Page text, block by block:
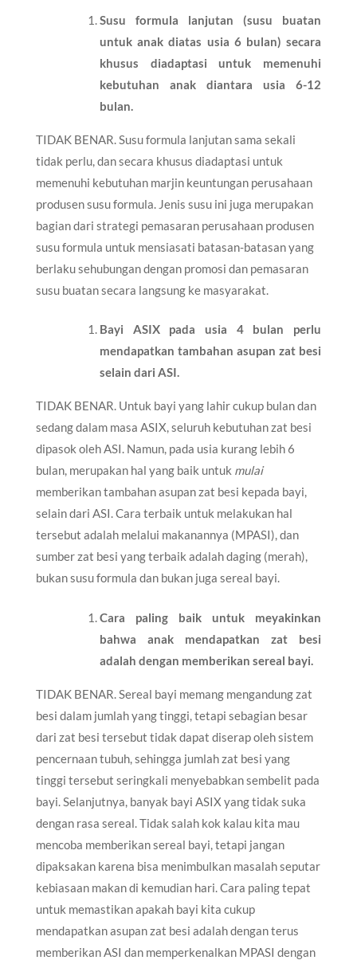
Susu formula lanjutan (susu buatan
untuk anak diatas usia 6 bulan) secara
khusus diadaptasi untuk memenuhi
kebutuhan anak diantara usia 6-12
bulan.
TIDAK BENAR. Susu formula lanjutan sama sekali
tidak perlu, dan secara khusus diadaptasi untuk
memenuhi kebutuhan marjin keuntungan perusahaan
produsen susu formula. Jenis susu ini juga merupakan
bagian dari strategi pemasaran perusahaan produsen
susu formula untuk mensiasati batasan-batasan yang
berlaku sehubungan dengan promosi dan pemasaran
susu buatan secara langsung ke masyarakat.
Bayi ASIX pada usia 4 bulan perlu
mendapatkan tambahan asupan zat besi
selain dari ASI.
TIDAK BENAR. Untuk bayi yang lahir cukup bulan dan
sedang dalam masa ASIX, seluruh kebutuhan zat besi
dipasok oleh ASI. Namun, pada usia kurang lebih 6
bulan, merupakan hal yang baik untuk mulai
memberikan tambahan asupan zat besi kepada bayi,
selain dari ASI. Cara terbaik untuk melakukan hal
tersebut adalah melalui makanannya (MPASI), dan
sumber zat besi yang terbaik adalah daging (merah),
bukan susu formula dan bukan juga sereal bayi.
Cara paling baik untuk meyakinkan
bahwa anak mendapatkan zat besi
adalah dengan memberikan sereal bayi.
TIDAK BENAR. Sereal bayi memang mengandung zat
besi dalam jumlah yang tinggi, tetapi sebagian besar
dari zat besi tersebut tidak dapat diserap oleh sistem
pencernaan tubuh, sehingga jumlah zat besi yang
tinggi tersebut seringkali menyebabkan sembelit pada
bayi. Selanjutnya, banyak bayi ASIX yang tidak suka
dengan rasa sereal. Tidak salah kok kalau kita mau
mencoba memberikan sereal bayi, tetapi jangan
dipaksakan karena bisa menimbulkan masalah seputar
kebiasaan makan di kemudian hari. Cara paling tepat
untuk memastikan apakah bayi kita cukup
mendapatkan asupan zat besi adalah dengan terus
memberikan ASI dan memperkenalkan MPASI dengan